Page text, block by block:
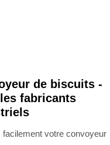
de biscuits -
fabricants
facilement votre convoyeur